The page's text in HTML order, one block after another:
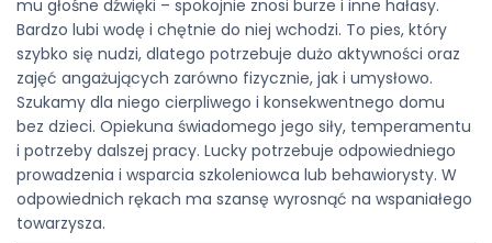
mu głośne dźwięki – spokojnie znosi burze i inne hałasy.
Bardzo lubi wodę i chętnie do niej wchodzi. To pies, który
szybko się nudzi, dlatego potrzebuje dużo aktywności oraz
zajęć angażujących zarówno fizycznie, jak i umysłowo.
Szukamy dla niego cierpliwego i konsekwentnego domu
bez dzieci. Opiekuna świadomego jego siły, temperamentu
i potrzeby dalszej pracy. Lucky potrzebuje odpowiedniego
prowadzenia i wsparcia szkoleniowca lub behawiorysty. W
odpowiednich rękach ma szansę wyrosnąć na wspaniałego
towarzysza.